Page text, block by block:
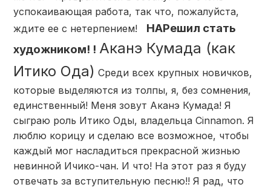
успокаивающая работа, так что, пожалуйста,
ждите ее с нетерпением! НАРешил стать
художником! ! Аканэ Кумада (как
Итико Ода) Среди всех крупных новичков,
которые выделяются из толпы, я, без сомнения,
единственный! Меня зовут Аканэ Кумада! Я
сыграю роль Итико Оды, владельца Cinnamon. Я
люблю корицу и сделаю все возможное, чтобы
каждый мог насладиться прекрасной жизнью
невинной Ичико-чан. И что! На этот раз я буду
отвечать за вступительную песню!! Я рад, что